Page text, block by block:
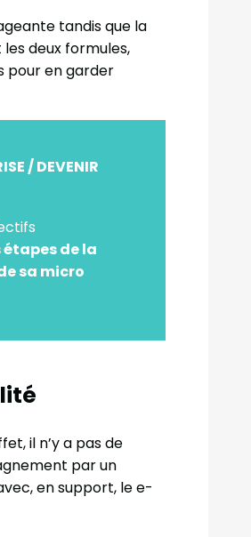
tandis que la
deux formules,
pour en garder
/ DEVENIR
de la
sa micro
il n’y a pas de
par un
en support, le e-